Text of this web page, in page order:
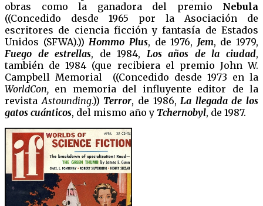
obras como la ganadora del premio Nebula
((Concedido desde 1965 por la Asociación de
escritores de ciencia ficción y fantasía de Estados
Unidos (SFWA).)) Hommo Plus, de 1976, Jem, de 1979,
Fuego de estrellas, de 1984, Los años de la ciudad,
también de 1984 (que recibiera el premio John W.
Campbell Memorial ((Concedido desde 1973 en la
WorldCon, en memoria del influyente editor de la
revista Astounding.)) Terror, de 1986, La llegada de los
gatos cuánticos, del mismo año y Tchernobyl, de 1987.